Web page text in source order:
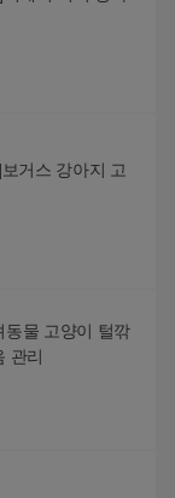
거스 강아지 고
동물 고양이 털깎
관리